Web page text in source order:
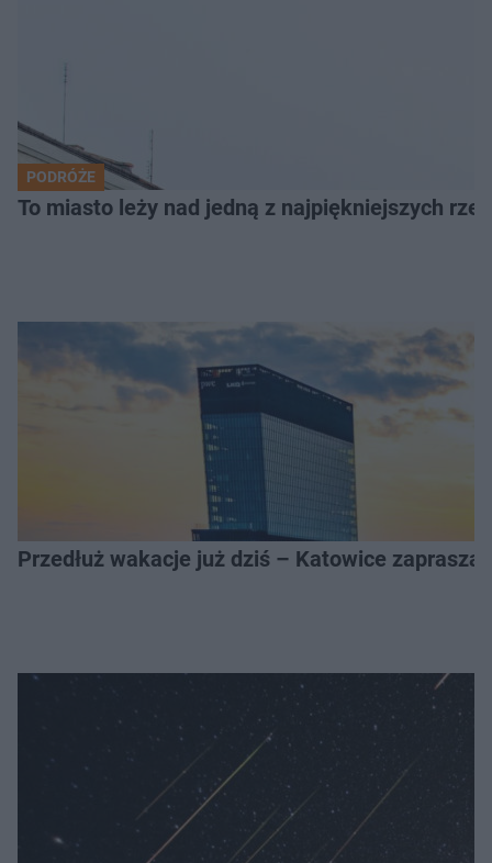
PODRÓŻE
To miasto leży nad jedną z najpiękniejszych
Przedłuż wakacje już dziś – Katowice